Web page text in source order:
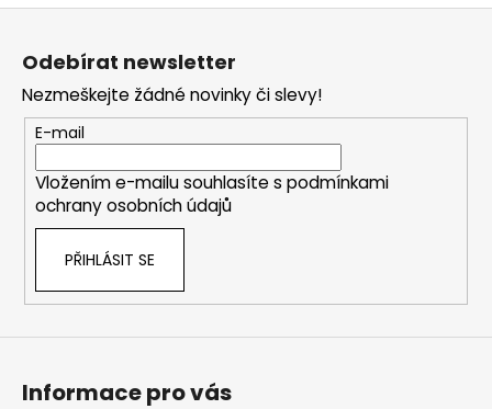
Z
Odebírat newsletter
Nezmeškejte žádné novinky či slevy!
E-mail
Vložením e-mailu souhlasíte s podmínkami
ochrany osobních údajů
PŘIHLÁSIT SE
Informace pro vás